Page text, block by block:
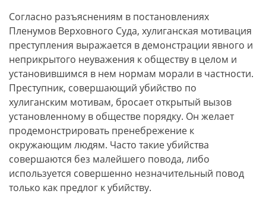
Согласно разъяснениям в постановлениях
Пленумов Верховного Суда, хулиганская мотивация
преступления выражается в демонстрации явного и
неприкрытого неуважения к обществу в целом и
установившимся в нем нормам морали в частности.
Преступник, совершающий убийство по
хулиганским мотивам, бросает открытый вызов
установленному в обществе порядку. Он желает
продемонстрировать пренебрежение к
окружающим людям. Часто такие убийства
совершаются без малейшего повода, либо
используется совершенно незначительный повод
только как предлог к убийству.